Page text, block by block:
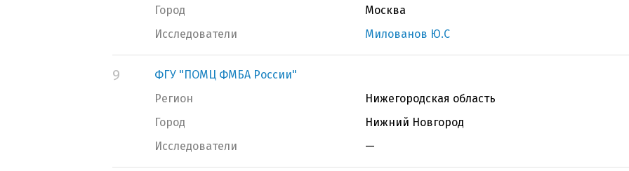
Город
Москва
Исследователи
Милованов Ю.С
9
ФГУ "ПОМЦ ФМБА России"
Регион
Нижегородская область
Город
Нижний Новгород
Исследователи
—